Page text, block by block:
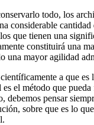
todo, los
considerable
que tienen una
constituirá una
una mayor agilidad
a que es
el método que
debemos pensar
sobre que es lo